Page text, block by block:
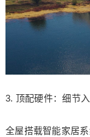
3. 顶配硬件：细节
全屋搭载智能家居